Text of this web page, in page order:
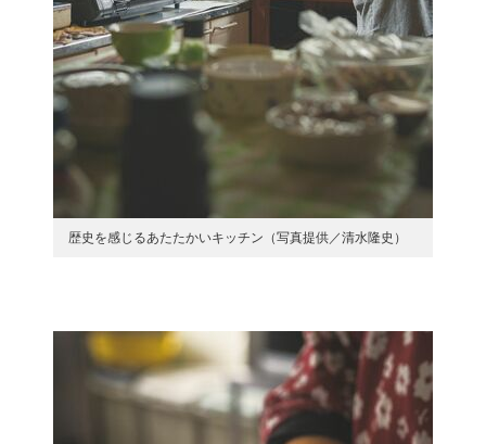
歴史を感じるあたたかいキッチン（写真提供／清水隆史）